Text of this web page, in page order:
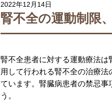
2022年12月14日
腎不全の運動制限
腎不全患者に対する運動療法
用して行われる腎不全の治療
ています。腎臓病患者の禁忌事
う。